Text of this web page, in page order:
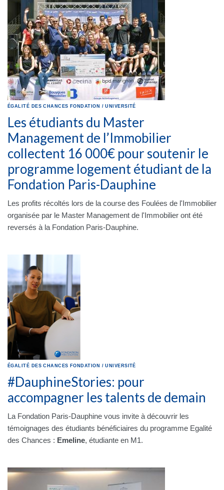
ÉGALITÉ DES CHANCES FONDATION /UNIVERSITÉ
Les étudiants du Master
Management de l’Immobilier
collectent 16 000€ pour soutenir le
programme logement étudiant de la
Fondation Paris-Dauphine
Les profits récoltés lors de la course des Foulées de l'Immobilier
organisée par le Master Management de l'Immobilier ont été
reversés à la Fondation Paris-Dauphine.
ÉGALITÉ DES CHANCES FONDATION /UNIVERSITÉ
#DauphineStories: pour
accompagner les talents de demain
La Fondation Paris-Dauphine vous invite à découvrir les
témoignages des étudiants bénéficiaires du programme Egalité
des Chances : Emeline, étudiante en M1.